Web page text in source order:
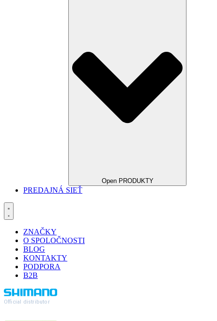
Open PRODUKTY
PREDAJNÁ SIEŤ
ZNAČKY
O SPOLOČNOSTI
BLOG
KONTAKTY
PODPORA
B2B
Official distributor